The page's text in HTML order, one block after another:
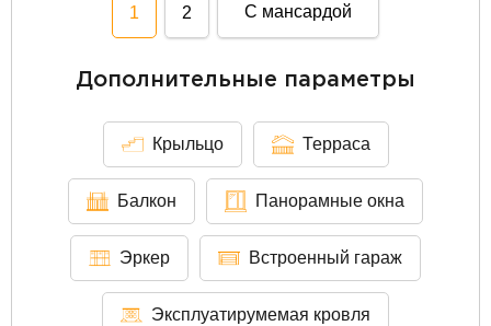
1 2 С мансардой
Дополнительные параметры
Крыльцо Терраса
Балкон Панорамные окна
Эркер Встроенный гараж
Эксплуатирумемая кровля